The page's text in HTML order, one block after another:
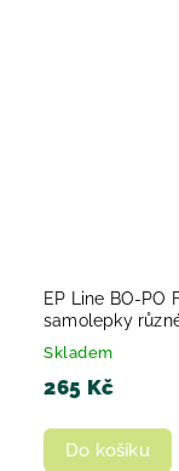
EP Line BO-PO
samolepky
Skladem
265 Kč
Do košíku